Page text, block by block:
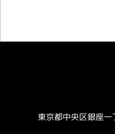
東京都中央区銀座